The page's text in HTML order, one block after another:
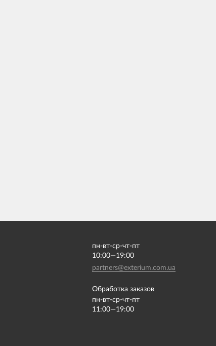
пн-вт-ср-чт-пт
10:00—19:00
partners@exterium.com.ua
Обработка заказов
пн-вт-ср-чт-пт
11:00—19:00